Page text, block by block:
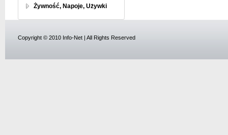
Żywność, Napoje, Używki
Copyright © 2010 Info-Net | All Rights Reserved